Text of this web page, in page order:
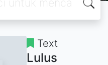
Text
Lulus